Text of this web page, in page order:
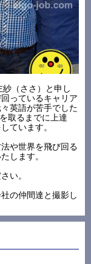
（ささ）と申し
っているキャリア
英語が苦手でした
取るまでに上達
ています。
や世界を飛び回る
します。
い。
の仲間達と撮影し